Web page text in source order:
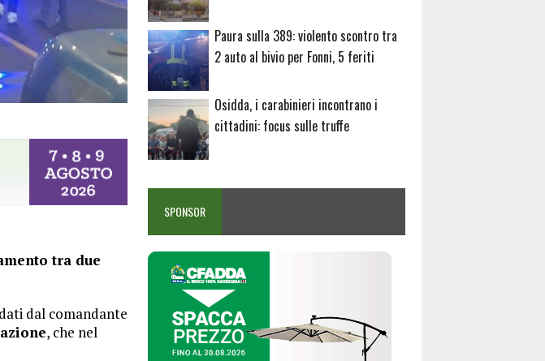
tra due
dal comandante
, che nel
Paura sulla 389: violento scontro tra
2 auto al bivio per Fonni, 5 feriti
Osidda, i carabinieri incontrano i
cittadini: focus sulle truffe
SPONSOR